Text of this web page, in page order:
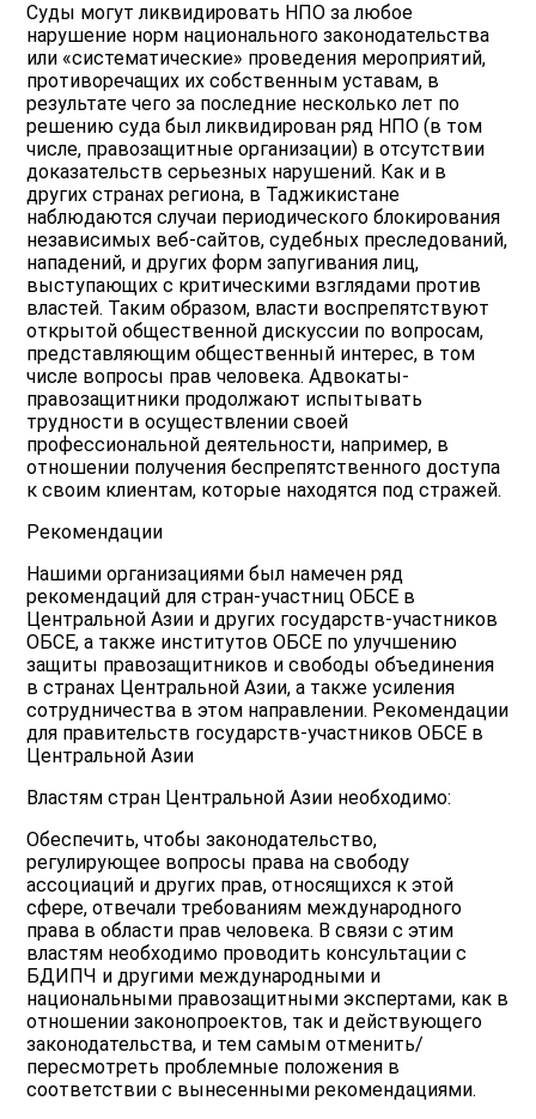
Суды могут ликвидировать НПО за любое
нарушение норм национального законодательства
или «систематические» проведения мероприятий,
противоречащих их собственным уставам, в
результате чего за последние несколько лет по
решению суда был ликвидирован ряд НПО (в том
числе, правозащитные организации) в отсутствии
доказательств серьезных нарушений. Как и в
других странах региона, в Таджикистане
наблюдаются случаи периодического блокирования
независимых веб-сайтов, судебных преследований,
нападений, и других форм запугивания лиц,
выступающих с критическими взглядами против
властей. Таким образом, власти воспрепятствуют
открытой общественной дискуссии по вопросам,
представляющим общественный интерес, в том
числе вопросы прав человека. Адвокаты-
правозащитники продолжают испытывать
трудности в осуществлении своей
профессиональной деятельности, например, в
отношении получения беспрепятственного доступа
к своим клиентам, которые находятся под стражей.
Рекомендации
Нашими организациями был намечен ряд
рекомендаций для стран-участниц ОБСЕ в
Центральной Азии и других государств-участников
ОБСЕ, а также институтов ОБСЕ по улучшению
защиты правозащитников и свободы объединения
в странах Центральной Азии, а также усиления
сотрудничества в этом направлении. Рекомендации
для правительств государств-участников ОБСЕ в
Центральной Азии
Властям стран Центральной Азии необходимо:
Обеспечить, чтобы законодательство,
регулирующее вопросы права на свободу
ассоциаций и других прав, относящихся к этой
сфере, отвечали требованиям международного
права в области прав человека. В связи с этим
властям необходимо проводить консультации с
БДИПЧ и другими международными и
национальными правозащитными экспертами, как в
отношении законопроектов, так и действующего
законодательства, и тем самым отменить/
пересмотреть проблемные положения в
соответствии с вынесенными рекомендациями.